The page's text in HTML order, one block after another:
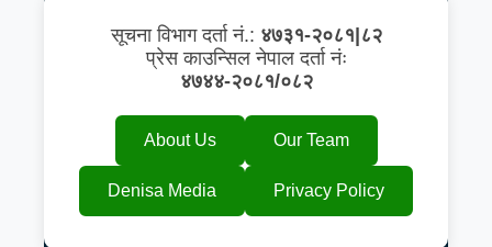
सूचना विभाग दर्ता नं.: ४७३१-२०८१|८२
प्रेस काउन्सिल नेपाल दर्ता नंः
४७४४-२०८१/०८२
About Us Our Team
Denisa Media Privacy Policy